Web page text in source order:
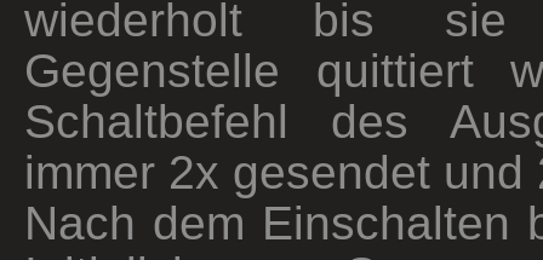
wiederholt bis
Gegenstelle quittiert
Schaltbefehl des
immer 2x gesendet und
Nach dem Einschalten